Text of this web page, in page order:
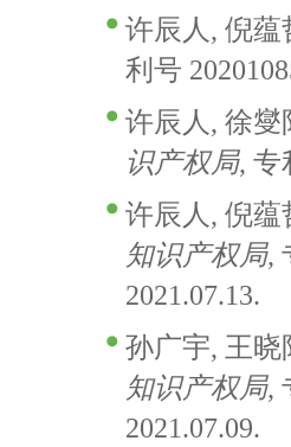
许辰人, 倪蕴
利号
许辰人, 徐燮
识产权局, 专
许辰人, 倪蕴
知识产权局,
2021.07.13.
孙广宇, 王晓
知识产权局,
2021.07.09.